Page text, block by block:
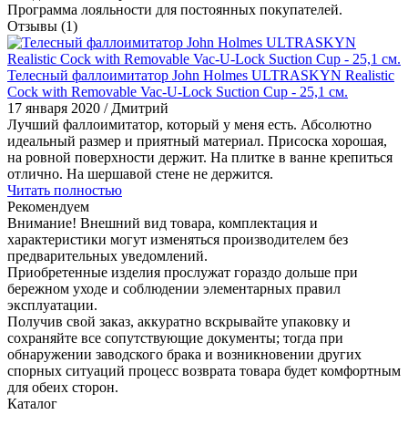
Программа лояльности для постоянных покупателей.
Отзывы (1)
Телесный фаллоимитатор John Holmes ULTRASKYN Realistic
Cock with Removable Vac-U-Lock Suction Cup - 25,1 см.
17 января 2020 / Дмитрий
Лучший фаллоимитатор, который у меня есть. Абсолютно
идеальный размер и приятный материал. Присоска хорошая,
на ровной поверхности держит. На плитке в ванне крепиться
отлично. На шершавой стене не держится.
Читать полностью
Рекомендуем
Внимание! Внешний вид товара, комплектация и
характеристики могут изменяться производителем без
предварительных уведомлений.
Приобретенные изделия прослужат гораздо дольше при
бережном уходе и соблюдении элементарных правил
эксплуатации.
Получив свой заказ, аккуратно вскрывайте упаковку и
сохраняйте все сопутствующие документы; тогда при
обнаружении заводского брака и возникновении других
спорных ситуаций процесс возврата товара будет комфортным
для обеих сторон.
Каталог